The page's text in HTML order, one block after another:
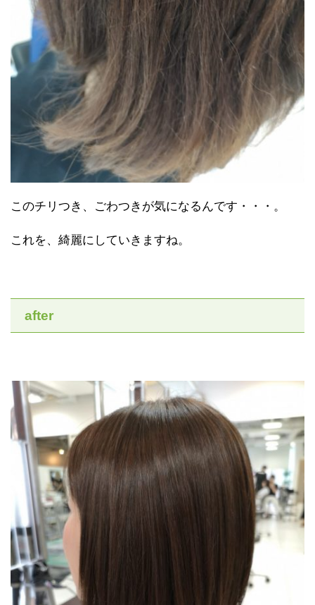
このチリつき、ごわつきが気になるんです・・・。
これを、綺麗にしていきますね。
after